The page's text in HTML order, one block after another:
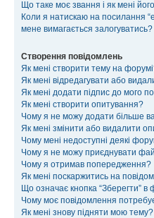
Що таке моє звання і як мені
Коли я натискаю на посилання
мене вимагається залогуватись?
Створення повідомлень
Як мені створити тему на
Як мені відредагувати або
Як мені додати підпис до мого
Як мені створити опитування?
Чому я не можу додати більше
Як мені змінити або видалити
Чому мені недоступні деякі
Чому я не можу приєднувати
Чому я отримав попередження?
Як мені поскаржитись на
Що означає кнопка “Зберегти”
Чому моє повідомлення
Як мені знову підняти мою тему?